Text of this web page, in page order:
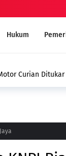
Hukum
Sambut Positif